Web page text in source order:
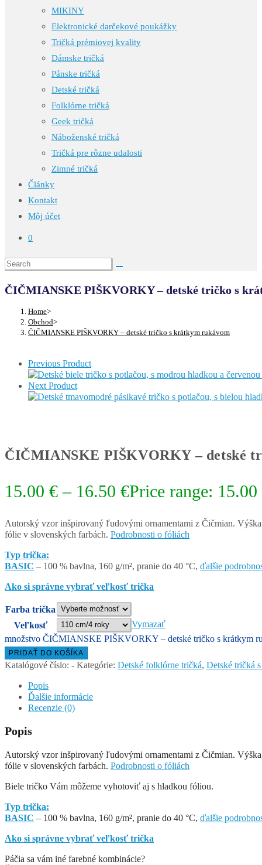
MIKINY
Elektronické darčekové poukážky
Tričká prémiovej kvality
Dámske tričká
Pánske tričká
Detské tričká
Folklórne tričká
Geek tričká
Náboženské tričká
Tričká pre rôzne udalosti
Zimné tričká
Články
Kontakt
Môj účet
0
ČIČMIANSKE PIŠKVORKY – detské tričko s
Home>
Obchod>
ČIČMIANSKE PIŠKVORKY – detské tričko s krátkym rukávom
Previous Product
Next Product
ČIČMIANSKE PIŠKVORKY – detské
15.00 € – 16.50 €Price range:
Autorský vzor inšpirovaný ľudovými ornamentami z Čičmian.
fólie v slovenských farbách. Podrobnosti o fóliách
Typ trička:
BASIC – 100 % bavlna, 160 g/m², pranie do 40 °C, ďalšie
Ako si správne vybrať veľkosť trička
Farba trička
Veľkosť
Vymazať
množstvo ČIČMIANSKE PIŠKVORKY – detské tričko s krátkym
PRIDAŤ DO KOŠÍKA
Katalógové číslo: - Kategórie: Detské folklórne tričká, Detské tričká
Popis
Ďalšie informácie
Recenzie (0)
Popis
Autorský vzor inšpirovaný ľudovými ornamentami z Čičmian.
fólie v slovenských farbách. Podrobnosti o fóliách
Biele tričko Vám môžeme vyhotoviť aj s hladkou fóliou.
Typ trička:
BASIC – 100 % bavlna, 160 g/m², pranie do 40 °C, ďalšie
Ako si správne vybrať veľkosť trička
Páčia sa vám iné farebné kombinácie?